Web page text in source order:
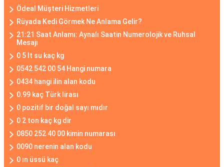
Ödeal Müşteri Hizmetleri
Rüyada Kedi Görmek Ne Anlama Gelir?
21:21 Saat Anlamı: Aynalı Saatin Numerolojik ve Ruhsal
Mesajı
0 5 lt su kaç kg
0542 542 00 54 Hangi numara
0434 hangi ilin alan kodu
0.99 kaç Türk lirası
0 pozitif bir doğal sayı mıdır
0 2 ton kaç kg dir
0850 252 40 00 kimin numarası
0090 nerenin alan kodu
0 ın üssü kaç